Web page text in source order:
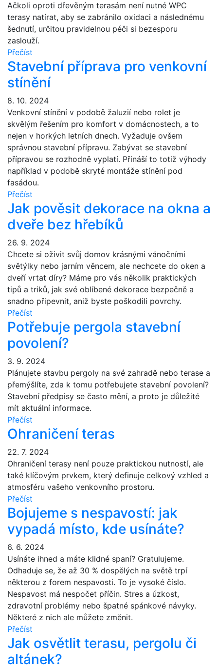
Ačkoli oproti dřevěným terasám není nutné WPC
terasy natírat, aby se zabránilo oxidaci a následnému
šednutí, určitou pravidelnou péči si bezesporu
zaslouží.
Přečíst
Stavební příprava pro venkovní
stínění
8. 10. 2024
Venkovní stínění v podobě žaluzií nebo rolet je
skvělým řešením pro komfort v domácnostech, a to
nejen v horkých letních dnech. Vyžaduje ovšem
správnou stavební přípravu. Zabývat se stavební
přípravou se rozhodně vyplatí. Přináší to totiž výhody
například v podobě skryté montáže stínění pod
fasádou.
Přečíst
Jak pověsit dekorace na okna a
dveře bez hřebíků
26. 9. 2024
Chcete si oživit svůj domov krásnými vánočními
světýlky nebo jarním věncem, ale nechcete do oken a
dveří vrtat díry? Máme pro vás několik praktických
tipů a triků, jak své oblíbené dekorace bezpečně a
snadno připevnit, aniž byste poškodili povrchy.
Přečíst
Potřebuje pergola stavební
povolení?
3. 9. 2024
Plánujete stavbu pergoly na své zahradě nebo terase a
přemýšlíte, zda k tomu potřebujete stavební povolení?
Stavební předpisy se často mění, a proto je důležité
mít aktuální informace.
Přečíst
Ohraničení teras
22. 7. 2024
Ohraničení terasy není pouze praktickou nutností, ale
také klíčovým prvkem, který definuje celkový vzhled a
atmosféru vašeho venkovního prostoru.
Přečíst
Bojujeme s nespavostí: jak
vypadá místo, kde usínáte?
6. 6. 2024
Usínáte ihned a máte klidné spaní? Gratulujeme.
Odhaduje se, že až 30 % dospělých na světě trpí
některou z forem nespavosti. To je vysoké číslo.
Nespavost má nespočet příčin. Stres a úzkost,
zdravotní problémy nebo špatné spánkové návyky.
Některé z nich ale můžete změnit.
Přečíst
Jak osvětlit terasu, pergolu či
altánek?